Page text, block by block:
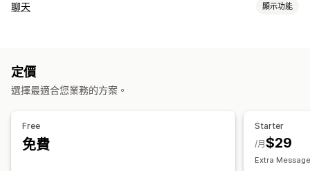
聊天 顯示功能
自訂
顏色和字型
定價
選擇最適合您業務的方案。
Free
免費
Starter
$29
/月
Extra